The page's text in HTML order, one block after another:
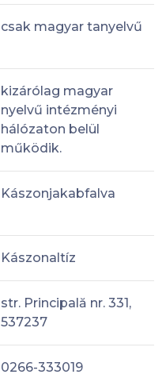
csak magyar tanyelvű
kizárólag magyar
nyelvű intézményi
hálózaton belül
működik.
Kászonjakabfalva
Kászonaltíz
str. Principală nr. 331,
537237
0266-333019